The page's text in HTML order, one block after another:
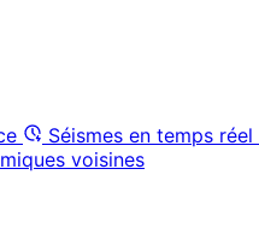
Séismes en temps réel
voisines